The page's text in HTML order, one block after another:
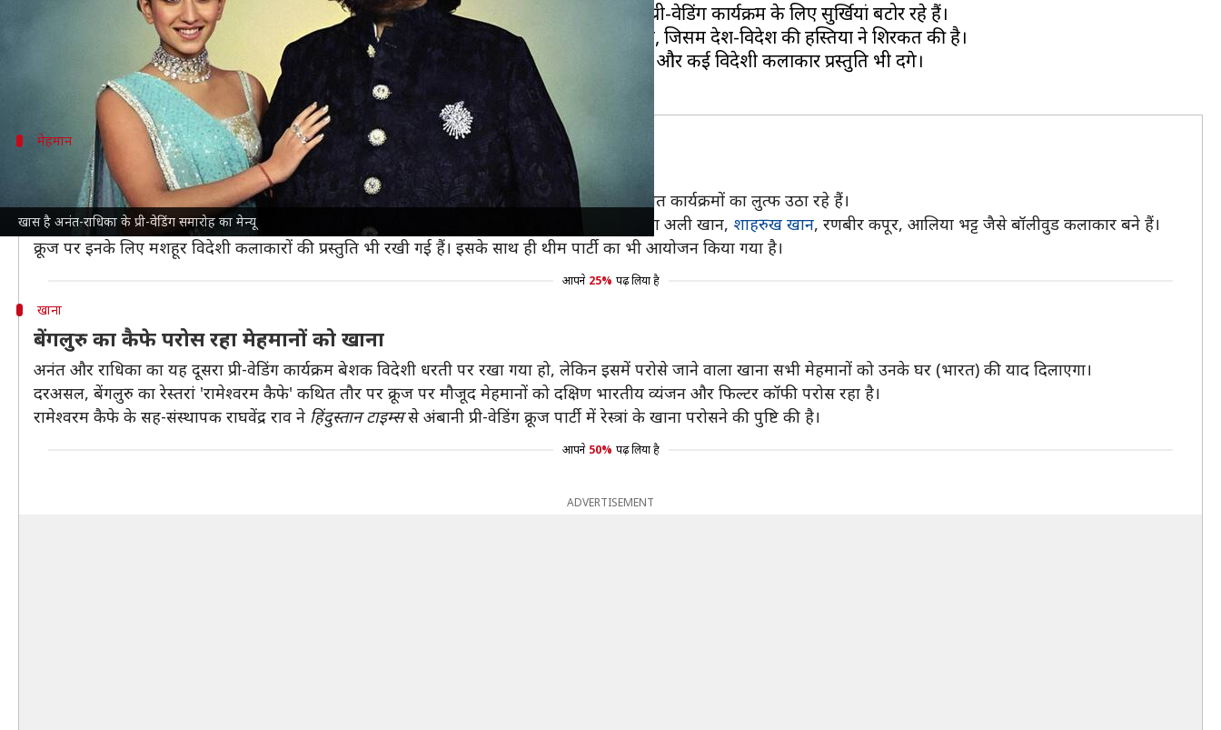
खास है अनंत-राधिका के प्री-वेडिंग समारोह का मेन्यू
रिलायंस इंडस्ट्री के चेयरमेनमुकेश अंबानी के छोटे बेटे अनंत अंबानी इन दिनों राधिका मर्चेंट के साथ प्री-वेडिंग कार्यक्रम के लिए सुर्खियां बटोर रहे हैं।
शादी से पहले दोनों के दूसरे प्री-वेडिंग कार्यक्रम का आयोजन यूरोप में एक क्रूज शिप पर किया गया है, जिसमें देश-विदेश की हस्तियों ने शिरकत की है।
यह कार्यक्रम बेहद खास होगा, क्योंकि इसमें अलग-अलग तरह के पकवान मेहमानों को परोसे जाएंगे और कई विदेशी कलाकार प्रस्तुति भी देंगे।
मेहमान
कौन-कौन है अनंत-राधिका का मेहमान?
रिपोर्ट्स के अनुसार, क्रूज पर इस समय 800 मेहमान मौजूद हैं, जो अनंत और राधिका द्वारा आयोजित संगीत कार्यक्रमों का लुत्फ उठा रहे हैं।
अपनी शादी से पहले खास पलों का आनंद ले रहे अनंत-राधिका के मेहमान रणवीर सिंह,
, सारा अली खान, शाहरुख खान, रणबीर कपूर, आलिया भट्ट जैसे बॉलीवुड कलाकार बने हैं।
क्रूज पर इनके लिए मशहूर विदेशी कलाकारों की प्रस्तुति भी रखी गई हैं। इसके साथ ही थीम पार्टी का भी आयोजन किया गया है।
आपने 25% पढ़ लिया है
खाना
बेंगलुरु का कैफे परोस रहा मेहमानों को खाना
अनंत और राधिका का यह दूसरा प्री-वेडिंग कार्यक्रम बेशक विदेशी धरती पर रखा गया हो, लेकिन इसमें परोसे जाने वाला खाना सभी मेहमानों को उनके घर (भारत) की याद दिलाएगा।
दरअसल, बेंगलुरु का रेस्तरां 'रामेश्वरम कैफे' कथित तौर पर क्रूज पर मौजूद मेहमानों को दक्षिण भारतीय व्यंजन और फिल्टर कॉफी परोस रहा है।
रामेश्वरम कैफे के सह-संस्थापक राघवेंद्र राव ने हिंदुस्तान टाइम्ससे अंबानी प्री-वेडिंग क्रूज पार्टी में रेस्त्रां के खाना परोसने की पुष्टि की है।
आपने 50% पढ़ लिया है
ADVERTISEMENT